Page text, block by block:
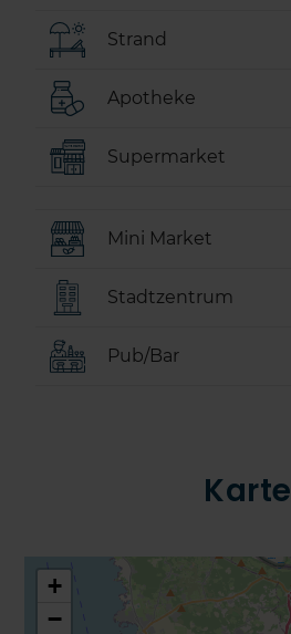
Strand
Apotheke
Supermarket
Mini Market
Stadtzentrum
Pub/Bar
Karte
+
−